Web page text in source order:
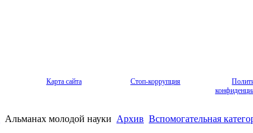
Карта сайта Стоп-коррупция
Альманах молодой науки Архив Вспомогательная